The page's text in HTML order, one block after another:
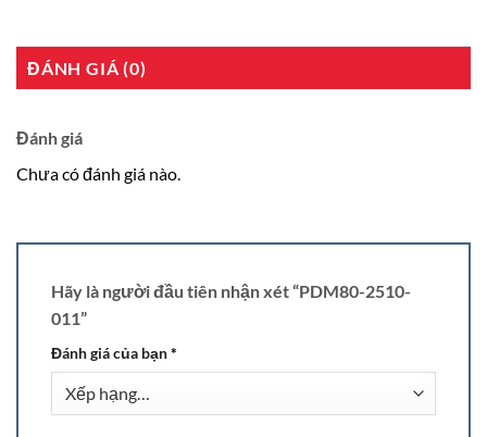
ĐÁNH GIÁ (0)
Đánh giá
Chưa có đánh giá nào.
Hãy là người đầu tiên nhận xét “PDM80-2510-
011”
Đánh giá của bạn*